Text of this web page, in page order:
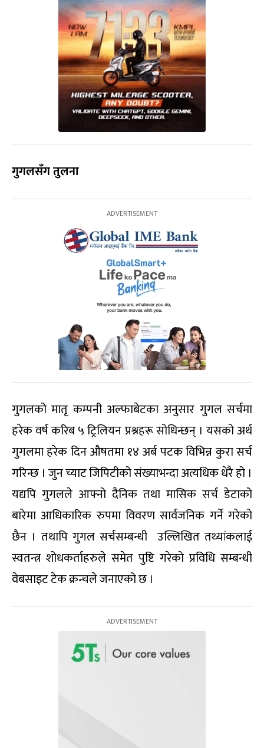
गुगलसँग तुलना
गुगलको मातृ कम्पनी अल्फाबेटका अनुसार गुगल सर्चमा
हरेक वर्ष करिब ५ ट्रिलियन प्रश्नहरू सोधिन्छन् । यसको अर्थ
गुगलमा हरेक दिन औषतमा १४ अर्ब पटक विभिन्न कुरा सर्च
गरिन्छ । जुन च्याट जिपिटीको संख्याभन्दा अत्यधिक धेरै हो ।
यद्यपि गुगलले आफ्नो दैनिक तथा मासिक सर्च डेटाको
बारेमा आधिकारिक रुपमा विवरण सार्वजनिक गर्ने गरेको
छैन । तथापि गुगल सर्चसम्बन्धी उल्लिखित तथ्यांकलाई
स्वतन्त्र शोधकर्ताहरुले समेत पुष्टि गरेको प्रविधि सम्बन्धी
वेबसाइट टेक क्रन्चले जनाएको छ ।